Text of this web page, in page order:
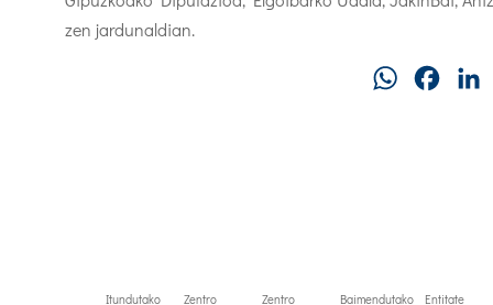
zen jardunaldian.
WhatsApp
Itundutako
Zentro
Zentro
Baimendutako
Entitate